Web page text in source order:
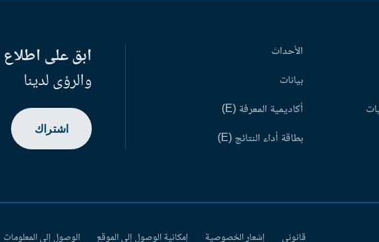
الأحداث
بيانات
أكاديمية المعرفة (E)
بطاقة أداء النتائج (E)
ابق على اطلاع
والرؤى لدينا
اشتراك
قانوني إشعار الخصوصية إمكانية الوصول إلى الموقع الوصول إلى المعلومات